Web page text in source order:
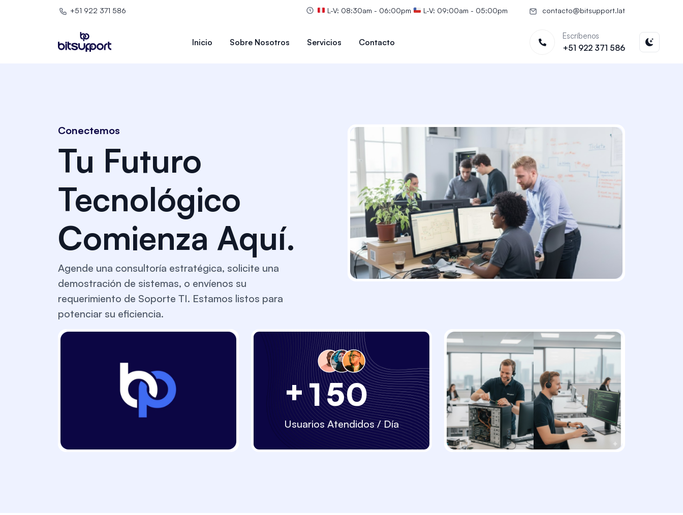
+51 922 371 586 L-V: 08:30am - 06:00pm L-V: 09:00am - 05:00pm contacto@bitsupport.lat
Inicio Sobre Nosotros Servicios Contacto
Escríbenos
+51 922 371 586
Conectemos
Tu Futuro
Tecnológico
Comienza Aquí.
Agende una consultoría estratégica, solicite una
demostración de sistemas, o envíenos su
requerimiento de Soporte TI. Estamos listos para
potenciar su eficiencia.
+150
Usuarios Atendidos / Día